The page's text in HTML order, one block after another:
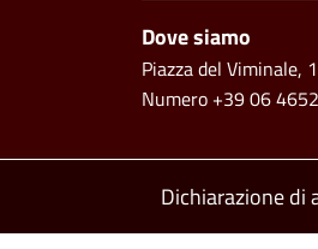
Footer
Dove siamo
Piazza del Viminale,
Numero +39 06
Footer
Dichiarazione di